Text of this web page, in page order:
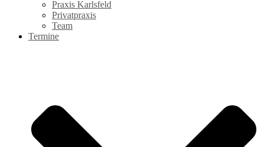
Praxis Karlsfeld
Privatpraxis
Team
Termine